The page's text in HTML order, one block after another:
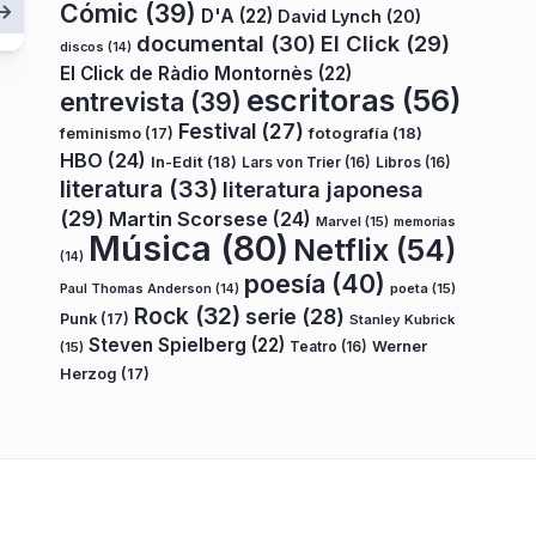
Cómic (39) D'A (22) David Lynch (20)
discos (14) documental (30) El Click (29)
El Click de Ràdio Montornès (22)
entrevista (39) escritoras (56)
feminismo (17) Festival (27) fotografía (18)
HBO (24) In-Edit (18) Lars von Trier (16) Libros (16)
literatura (33) literatura japonesa
(29) Martin Scorsese (24) Marvel (15) memorias
(14) Música (80) Netflix (54)
Paul Thomas Anderson (14) poesía (40) poeta (15)
Punk (17) Rock (32) serie (28) Stanley Kubrick
(15) Steven Spielberg (22) Teatro (16) Werner
Herzog (17)